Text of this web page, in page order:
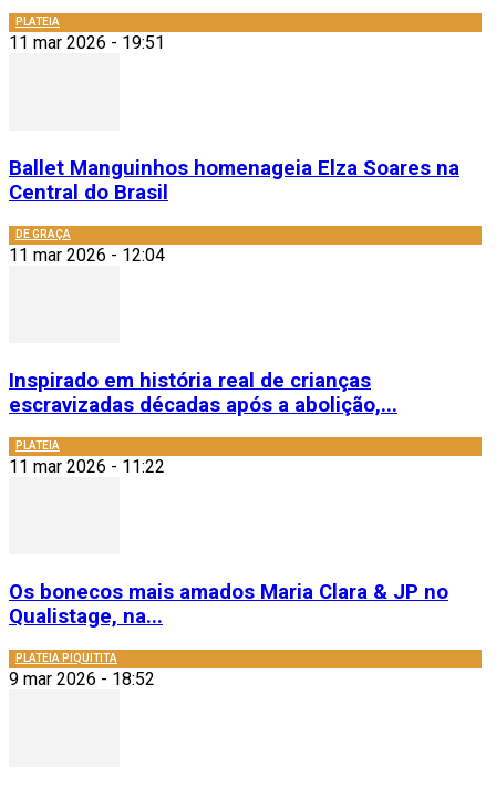
PLATEIA
11 mar 2026 - 19:51
Ballet Manguinhos homenageia Elza Soares na
Central do Brasil
DE GRAÇA
11 mar 2026 - 12:04
Inspirado em história real de crianças
escravizadas décadas após a abolição,...
PLATEIA
11 mar 2026 - 11:22
Os bonecos mais amados Maria Clara & JP no
Qualistage, na...
PLATEIA PIQUITITA
9 mar 2026 - 18:52